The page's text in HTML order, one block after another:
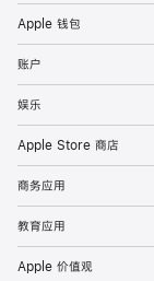
Apple 钱包
账户
娱乐
Apple Store 商店
商务应用
教育应用
Apple 价值观